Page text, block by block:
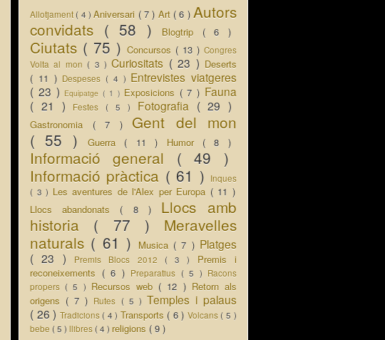
Allotjament ( 4 )Aniversari ( 7 ) Art ( 6 )Autors
convidats ( 58 ) Blogtrip ( 6 )
Ciutats ( 75 ) Concursos ( 13 ) Congres
Volta al mon ( 3 )Curiositats ( 23 ) Deserts
( 11 ) Despeses ( 4 ) Entrevistes viatgeres
( 23 ) Equipatge( 1 ) Exposicions ( 7 ) Fauna
( 21 )
Festes ( 5 ) Fotografia ( 29 )
Gastronomia ( 7 ) Gent del mon
( 55 )Guerra ( 11 ) Humor ( 8 )
Informació general ( 49 )
Informació pràctica ( 61 )
Inques
( 3 ) Les aventures de l'Alex per Europa ( 11 )
Llocs abandonats ( 8 ) Llocs amb
historia ( 77 ) Meravelles
naturals ( 61 ) Musica ( 7 ) Platges
( 23 )
Premis Blocs 2012 ( 3 ) Premis i
reconeixements ( 6 ) Preparatius ( 5 ) Racons
propers ( 5 ) Recursos web ( 12 ) Retorn als
origens ( 7 ) Rutes ( 5 ) Temples i palaus
( 26 ) Tradicions ( 4 ) Transports ( 6 ) Volcans ( 5 )
bebe ( 5 ) llibres ( 4 ) religions ( 9 )